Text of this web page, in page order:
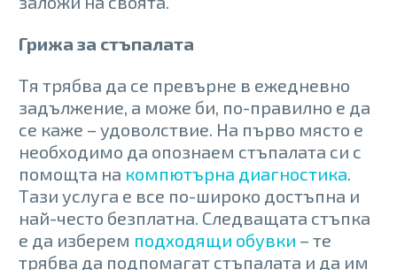
Грижа за стъпалата
Тя трябва да се превърне в ежедневно
задължение, а може би, по-правилно е да
се каже – удоволствие. На първо място е
необходимо да опознаем стъпалата си с
помощта на компютърна диагностика
Тази услуга е все по-широко достъпна и
най-често безплатна. Следващата стъпка
е да изберем подходящи обувки – те
трябва да подпомагат стъпалата и да им